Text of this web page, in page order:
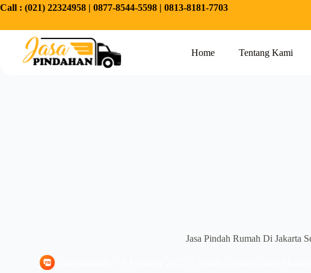
Call : (021) 22324958 | 0877-8544-5598 | 0813-8181-7703
Home Tentang Kami
Jasa Pindah Rumah Di Jakarta